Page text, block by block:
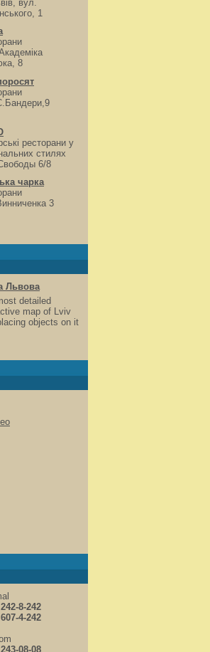
вул.
1
8
ресторани у
стилях
6/8
чарка
3
Львова
detailed
map of Lviv
objects on it
8-242
4-242
08-08